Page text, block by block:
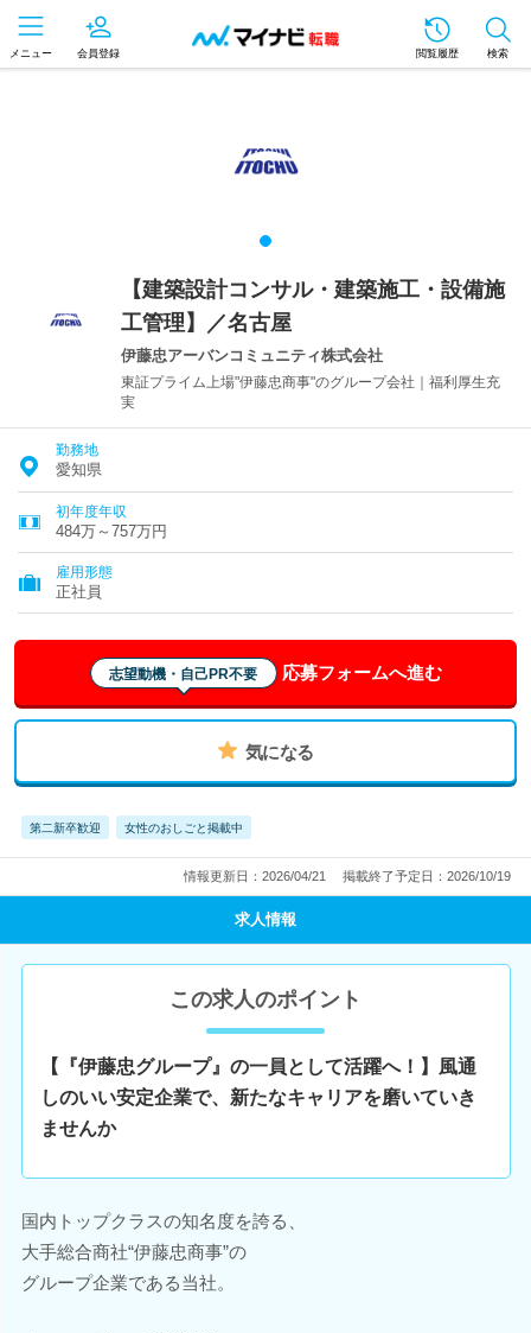
メニュー 会員登録 閲覧履歴 検索
【建築設計コンサル・建築施工・設備施
工管理】／名古屋
伊藤忠アーバンコミュニティ株式会社
東証プライム上場"伊藤忠商事"のグループ会社｜福利厚生充
実
勤務地
愛知県
初年度年収
484万～757万円
雇用形態
正社員
志望動機・自己PR不要 応募フォームへ進む
気になる
第二新卒歓迎 女性のおしごと掲載中
情報更新日：2026/04/21 掲載終了予定日：2026/10/19
求人情報
この求人のポイント
【『伊藤忠グループ』の一員として活躍へ！】風通
しのいい安定企業で、新たなキャリアを磨いていき
ませんか
国内トップクラスの知名度を誇る、
大手総合商社“伊藤忠商事”の
グループ企業である当社。